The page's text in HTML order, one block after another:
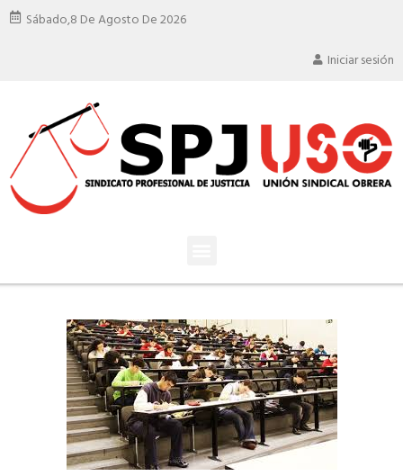
Sábado,8 De Agosto De 2026
Iniciar sesión